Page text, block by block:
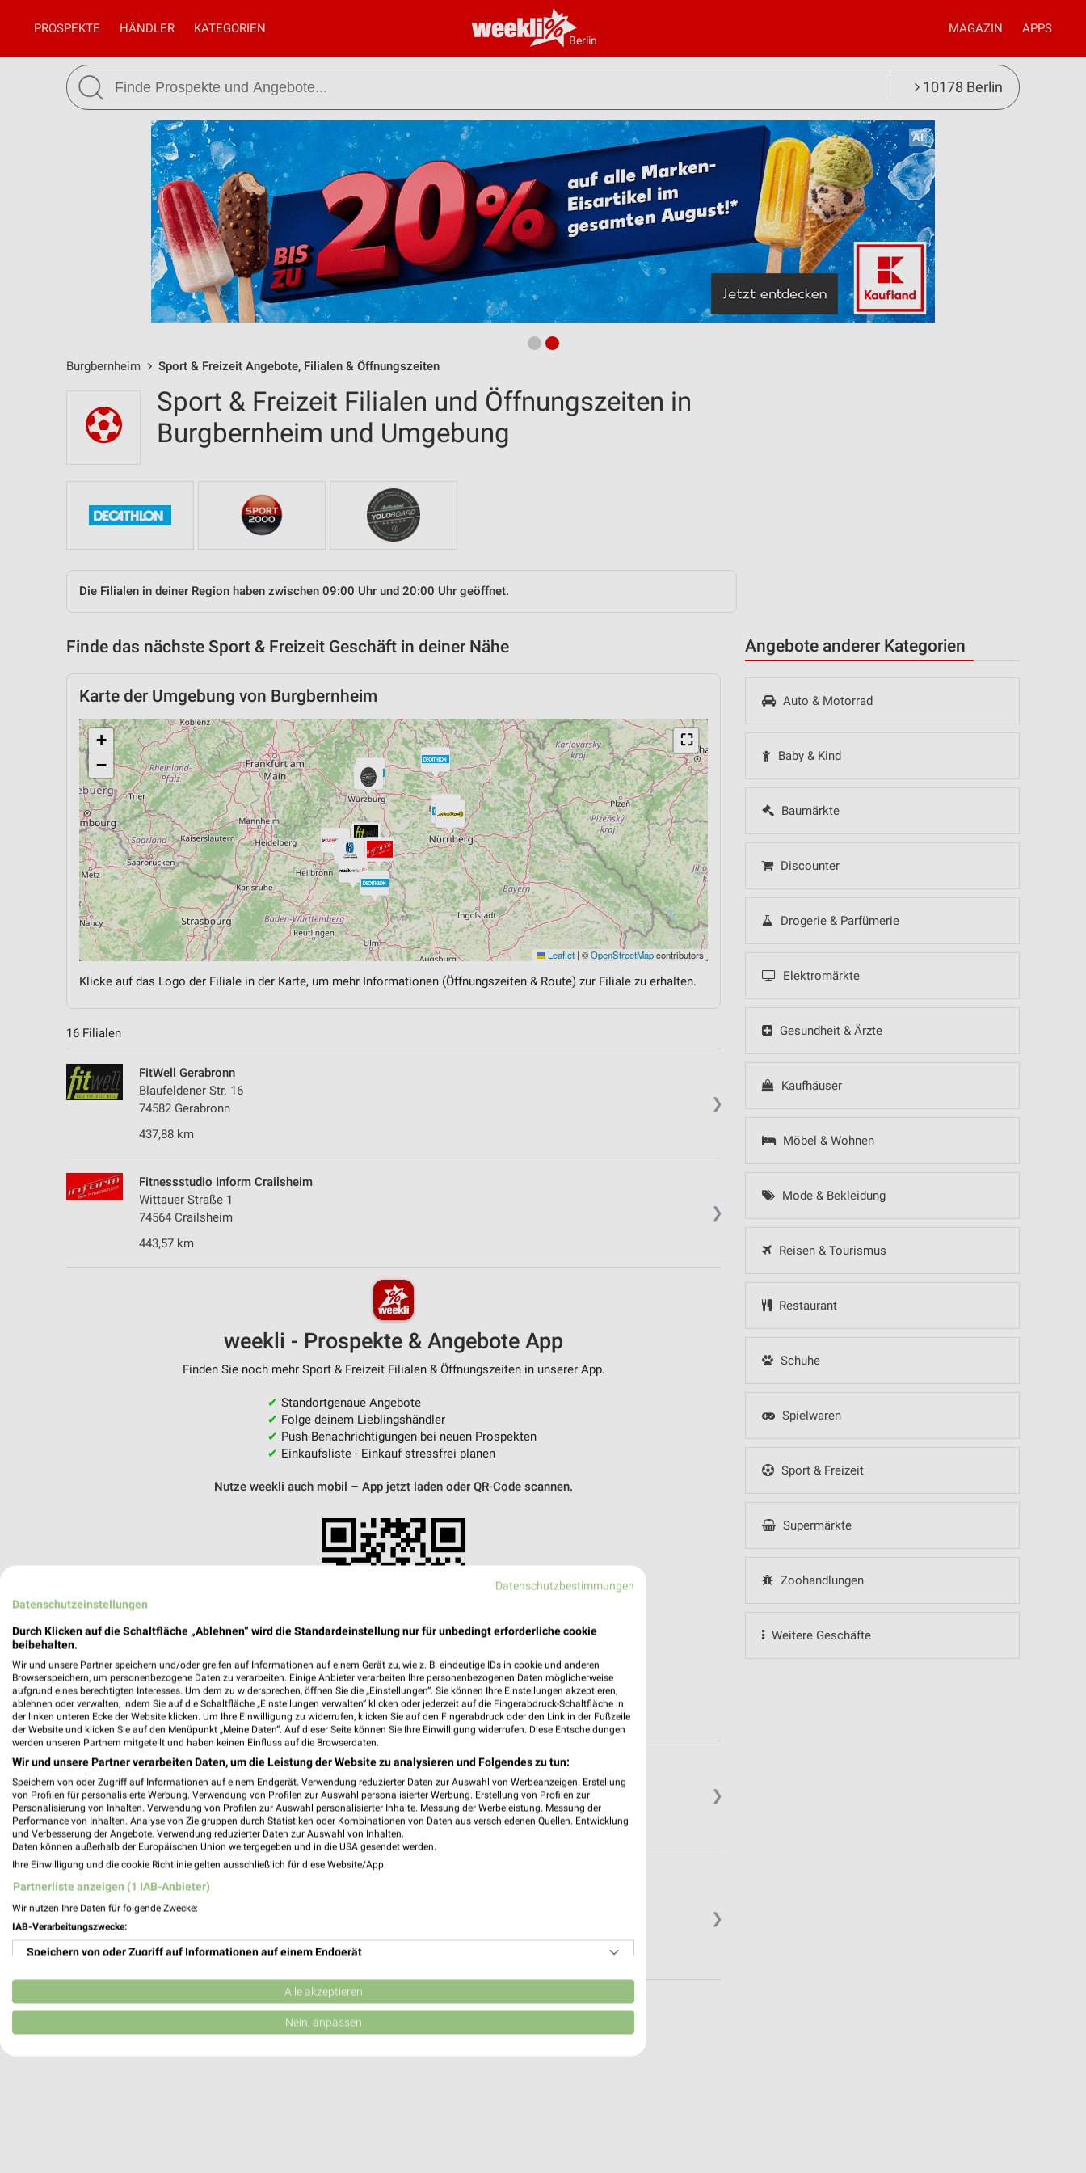
Berlin
PROSPEKTE HÄNDLER KATEGORIEN MAGAZIN APPS
10178 Berlin
Burgbernheim Sport & Freizeit Angebote, Filialen & Öffnungszeiten
Angebote anderer Kategorien
Auto & Motorrad
Baby & Kind
Baumärkte
Discounter
Drogerie & Parfümerie
Elektromärkte
Gesundheit & Ärzte
Kaufhäuser
Möbel & Wohnen
Mode & Bekleidung
Reisen & Tourismus
Restaurant
Schuhe
Spielwaren
Sport & Freizeit
Supermärkte
Zoohandlungen
Weitere Geschäfte
Sport & Freizeit Filialen und Öffnungszeiten in
Burgbernheim und Umgebung
Die Filialen in deiner Region haben zwischen 09:00 Uhr und 20:00 Uhr geöffnet.
Finde das nächste Sport & Freizeit Geschäft in deiner Nähe
Karte der Umgebung von Burgbernheim
⛶
+
−
Leaflet | ©OpenStreetMapcontributors
Klicke auf das Logo der Filiale in der Karte, um mehr Informationen (Öffnungszeiten & Route) zur Filiale zu erhalten.
16 Filialen
❯
FitWell Gerabronn
Blaufeldener Str. 16
74582 Gerabronn
437,88 km
❯
Fitnessstudio Inform Crailsheim
Wittauer Straße 1
74564 Crailsheim
443,57 km
weekli - Prospekte & Angebote App
Finden Sie noch mehr Sport & Freizeit Filialen & Öffnungszeiten in unserer App.
✔ Standortgenaue Angebote
✔ Folge deinem Lieblingshändler
✔ Push-Benachrichtigungen bei neuen Prospekten
✔ Einkaufsliste - Einkauf stressfrei planen
Nutze weekli auch mobil – App jetzt laden oder QR-Code scannen.
❯
Skywalker Sports GmbH Würzburg
Am Ostbahnhof 5
97084 Würzburg
389,78 km
❯
DECATHLON Würzburg
Robert-Bunsen-Str. 4
97076 Würzburg
Datenschutzbestimmungen
Datenschutzeinstellungen
Durch Klicken auf die Schaltfläche „Ablehnen“ wird die Standardeinstellung nur für unbedingt erforderliche cookie
beibehalten.
Wir und unsere Partner speichern und/oder greifen auf Informationen auf einem Gerät zu, wie z. B. eindeutige IDs in cookie und anderen
Browserspeichern, um personenbezogene Daten zu verarbeiten. Einige Anbieter verarbeiten Ihre personenbezogenen Daten möglicherweise
aufgrund eines berechtigten Interesses. Um dem zu widersprechen, öffnen Sie die „Einstellungen“. Sie können Ihre Einstellungen akzeptieren,
ablehnen oder verwalten, indem Sie auf die Schaltfläche „Einstellungen verwalten“ klicken oder jederzeit auf die Fingerabdruck-Schaltfläche in
der linken unteren Ecke der Website klicken. Um Ihre Einwilligung zu widerrufen, klicken Sie auf den Fingerabdruck oder den Link in der Fußzeile
der Website und klicken Sie auf den Menüpunkt „Meine Daten“. Auf dieser Seite können Sie Ihre Einwilligung widerrufen. Diese Entscheidungen
werden unseren Partnern mitgeteilt und haben keinen Einfluss auf die Browserdaten.
Wir und unsere Partner verarbeiten Daten, um die Leistung der Website zu analysieren und Folgendes zu tun:
Speichern von oder Zugriff auf Informationen auf einem Endgerät. Verwendung reduzierter Daten zur Auswahl von Werbeanzeigen. Erstellung
von Profilen für personalisierte Werbung. Verwendung von Profilen zur Auswahl personalisierter Werbung. Erstellung von Profilen zur
Personalisierung von Inhalten. Verwendung von Profilen zur Auswahl personalisierter Inhalte. Messung der Werbeleistung. Messung der
Performance von Inhalten. Analyse von Zielgruppen durch Statistiken oder Kombinationen von Daten aus verschiedenen Quellen. Entwicklung
und Verbesserung der Angebote. Verwendung reduzierter Daten zur Auswahl von Inhalten.
Daten können außerhalb der Europäischen Union weitergegeben und in die USA gesendet werden.
Ihre Einwilligung und die cookie Richtlinie gelten ausschließlich für diese Website/App.
Partnerliste anzeigen (1 IAB-Anbieter)
Wir nutzen Ihre Daten für folgende Zwecke:
IAB-Verarbeitungszwecke:
Speichern von oder Zugriff auf Informationen auf einem Endgerät
Verwendung reduzierter Daten zur Auswahl von Werbeanzeigen
Erstellung von Profilen für personalisierte Werbung
Alle akzeptieren
Nein, anpassen